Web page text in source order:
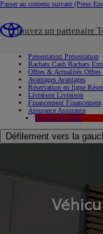
Passer au contenu suivant (Press
Trouvez un partenaire
Présentation Présentation
Rachats Cash Rachats
Offres & Actualités
Avantages Avantages
Réservation en ligne
Livraison Livraison
Financement Financement
Assurance Assurance
Hybride Hybride
Défilement vers la